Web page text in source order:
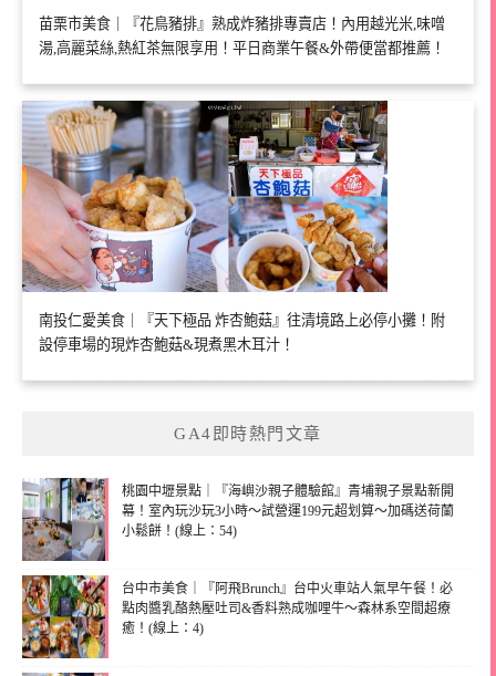
苗栗市美食｜『花鳥豬排』熟成炸豬排專賣店！內用越光米,味噌
湯,高麗菜絲,熱紅茶無限享用！平日商業午餐&外帶便當都推薦！
南投仁愛美食｜『天下極品 炸杏鮑菇』往清境路上必停小攤！附
設停車場的現炸杏鮑菇&現煮黑木耳汁！
GA4即時熱門文章
桃園中壢景點｜『海嶼沙親子體驗館』青埔親子景點新開
幕！室內玩沙玩3小時～試營運199元超划算～加碼送荷蘭
小鬆餅！(線上：54)
台中市美食｜『阿飛Brunch』台中火車站人氣早午餐！必
點肉醬乳酪熱壓吐司&香料熟成咖哩牛～森林系空間超療
癒！(線上：4)